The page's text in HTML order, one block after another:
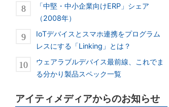
「中堅・中小企業向けERP」シェア
（2008年）
IoTデバイスとスマホ連携をプログラム
レスにする「Linking」とは？
ウェアラブルデバイス最前線、これでま
る分かり製品スペック一覧
アイティメディアからのお知らせ